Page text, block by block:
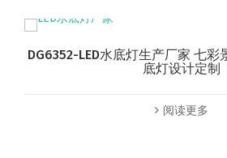
DG6352-LED水底灯生产厂家 七彩
底灯设计定制
阅读更多